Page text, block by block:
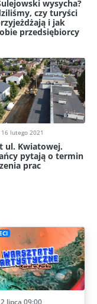
wysycha?
czy turyści
i jak
przedsiębiorcy
lutego 2021
ul. Kwiatowej.
pytają o termin
prac
lipca 09:00